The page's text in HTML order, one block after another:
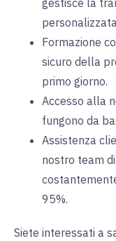
gestisce la
Formazione
sicuro della
primo giorno.
Accesso alla
fungono da
Assistenza
nostro team
95%.
Siete interessati a